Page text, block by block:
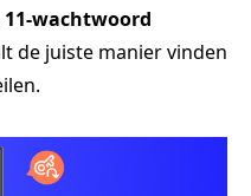
wachtwoord
de juiste manier vinden